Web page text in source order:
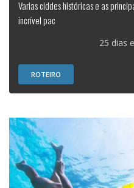
Varias ciddes históricas e as
incrível pac
25 dias
ROTEIRO